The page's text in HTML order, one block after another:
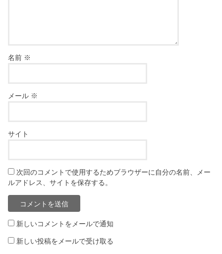
名前 ※
メール ※
サイト
次回のコメントで使用するためブラウザーに自分の名前、メー
ルアドレス、サイトを保存する。
新しいコメントをメールで通知
新しい投稿をメールで受け取る